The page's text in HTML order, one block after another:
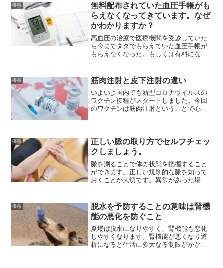
ることになります。
疾患
無料配布されていた血圧手帳がも
らえなくなってきています。なぜ
かわかりますか？
高血圧の治療で医療機関を受診していた
ら今までタダでもらえていた血圧手帳が
もらえなくなった。もしくは有料になっ
疾患 筋肉注射と皮下注射の違い
いよいよ国内でも新型コロナウイルスの
ワクチン接種がスタートしました。今回
のワクチンは筋肉注射ということで心配
を精査していきたいと思います。
疾患
正しい脈の取り方でセルフチェッ
クしましょう。
脈を測ることで体の状態を把握すること
ができます。正しい規則的な脈を知って
おくことが大切です。異常があった場合
疾患
脱水を予防することの意味は腎機
能の悪化を防ぐこと
夏場は脱水になりやすく、腎機能も悪化
しやすくなります。腎機能が悪くなり透
析になると生活に多大なる制限がかかり